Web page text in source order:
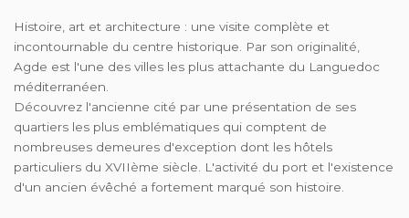
Histoire, art et architecture : une visite complète et
incontournable du centre historique. Par son originalité,
Agde est l'une des villes les plus attachante du Languedoc
méditerranéen.
Découvrez l'ancienne cité par une présentation de ses
quartiers les plus emblématiques qui comptent de
nombreuses demeures d'exception dont les hôtels
particuliers du XVIIème siècle. L'activité du port et l'existence
d'un ancien évêché a fortement marqué son histoire.